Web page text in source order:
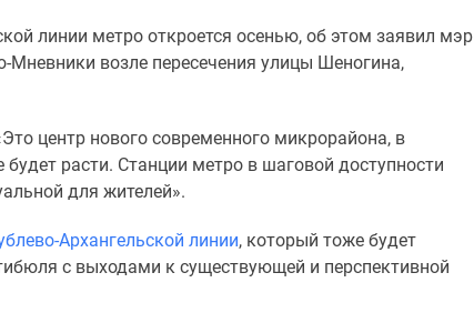
линии метро откроется осенью, об этом заявил мэр
возле пересечения улицы Шеногина,
центр нового современного микрорайона, в
расти. Станции метро в шаговой доступности
для жителей».
Архангельской линии, который тоже будет
с выходами к существующей и перспективной